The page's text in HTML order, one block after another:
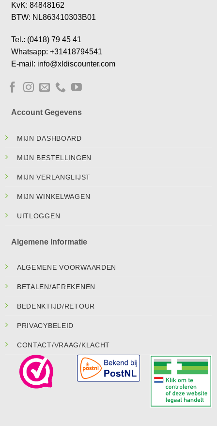
KvK: 84848162
BTW: NL863410303B01
Tel.: (0418) 79 45 41
Whatsapp: +31418794541
E-mail: info@xldiscounter.com
Account Gegevens
MIJN DASHBOARD
MIJN BESTELLINGEN
MIJN VERLANGLIJST
MIJN WINKELWAGEN
UITLOGGEN
Algemene Informatie
ALGEMENE VOORWAARDEN
BETALEN/AFREKENEN
BEDENKTIJD/RETOUR
PRIVACYBELEID
CONTACT/VRAAG/KLACHT